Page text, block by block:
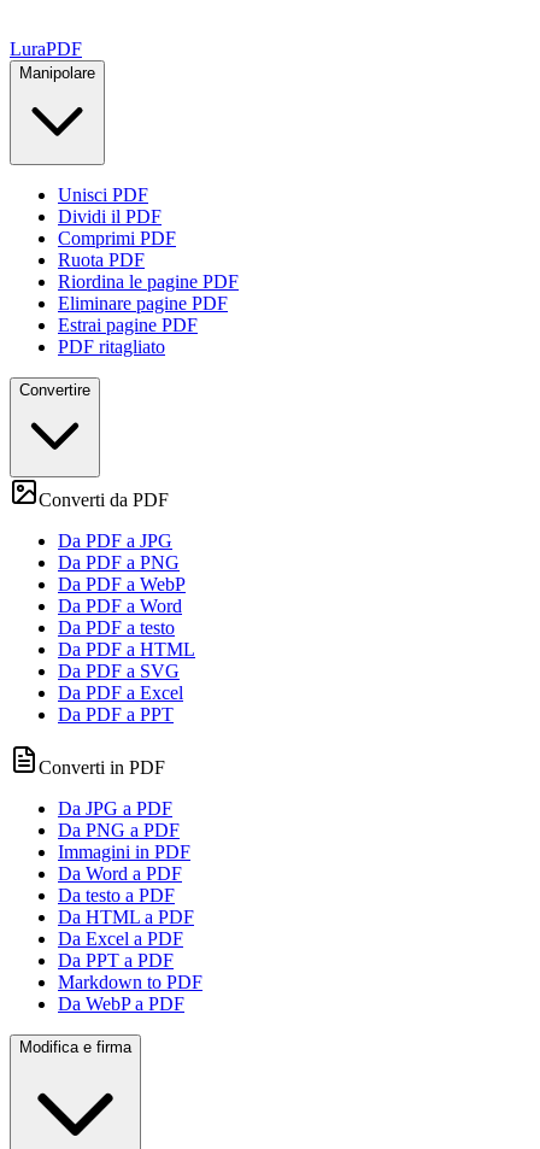
LuraPDF
Manipolare
Unisci PDF
Dividi il PDF
Comprimi PDF
Ruota PDF
Riordina le pagine PDF
Eliminare pagine PDF
Estrai pagine PDF
PDF ritagliato
Convertire
Converti da PDF
Da PDF a JPG
Da PDF a PNG
Da PDF a WebP
Da PDF a Word
Da PDF a testo
Da PDF a HTML
Da PDF a SVG
Da PDF a Excel
Da PDF a PPT
Converti in PDF
Da JPG a PDF
Da PNG a PDF
Immagini in PDF
Da Word a PDF
Da testo a PDF
Da HTML a PDF
Da Excel a PDF
Da PPT a PDF
Markdown to PDF
Da WebP a PDF
Modifica e firma